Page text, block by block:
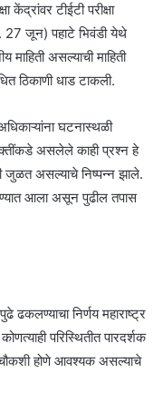
केंद्रांवर टीईटी परीक्षा
27 जून) पहाटे भिवंडी येथे
माहिती असल्याची माहिती
ठिकाणी धाड टाकली.
अधिकाऱ्यांना घटनास्थळी
असलेले काही प्रश्न हे
जुळत असल्याचे निष्पन्न झाले.
आला असून पुढील तपास
ढकलण्याचा निर्णय महाराष्ट्र
परिस्थितीत पारदर्शक
चौकशी होणे आवश्यक असल्याचे